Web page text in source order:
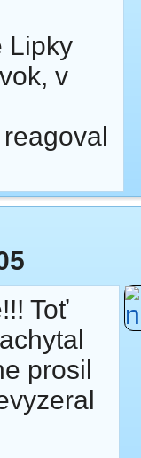
Lipky
v
Toť
prosil